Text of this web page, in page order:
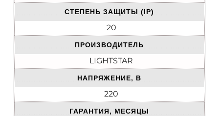
СТЕПЕНЬ ЗАЩИТЫ (IP)
20
ПРОИЗВОДИТЕЛЬ
LIGHTSTAR
НАПРЯЖЕНИЕ, В
220
ГАРАНТИЯ, МЕСЯЦЫ